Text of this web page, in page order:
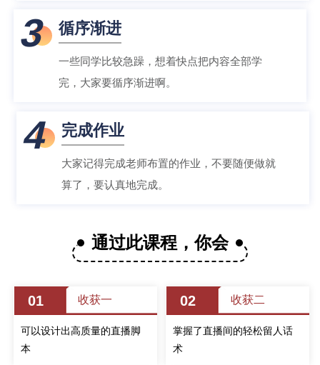
3 循序渐进
一些同学比较急躁，想着快点把内容全部学
完，大家要循序渐进啊。
4 完成作业
大家记得完成老师布置的作业，不要随便做就
算了，要认真地完成。
通过此课程，你会
01 收获一
可以设计出高质量的直播脚
本
02 收获二
掌握了直播间的轻松留人话
术